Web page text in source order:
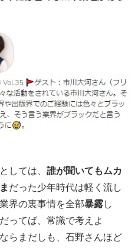
しては、 誰が聞いてもムカ
だった少年時代は軽く流し
界の裏事情を全部暴露し
ってば、常識で考えよ
らまだしも、石野さんほど